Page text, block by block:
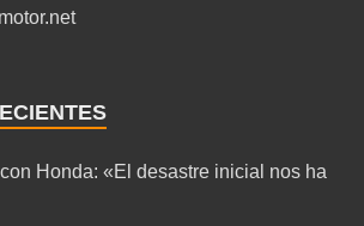
Honda: «El desastre inicial nos ha